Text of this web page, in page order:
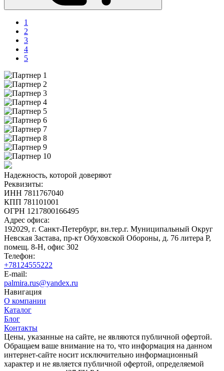
1
2
3
4
5
Надежность, которой доверяют
Реквизиты:
ИНН 7811767040
КПП 781101001
ОГРН 1217800166495
Адрес офиса:
192029, г. Санкт-Петербург, вн.тер.г. Муниципальный Округ
Невская Застава, пр-кт Обуховской Обороны, д. 76 литера Р,
помещ. 8-Н, офис 302
Телефон:
+78124555222
E-mail:
palmira.rus@yandex.ru
Навигация
О компании
Каталог
Блог
Контакты
Цены, указанные на сайте, не являются публичной офертой.
Обращаем ваше внимание на то, что информация на данном
интернет-сайте носит исключительно информационный
характер и не является публичной офертой, определяемой